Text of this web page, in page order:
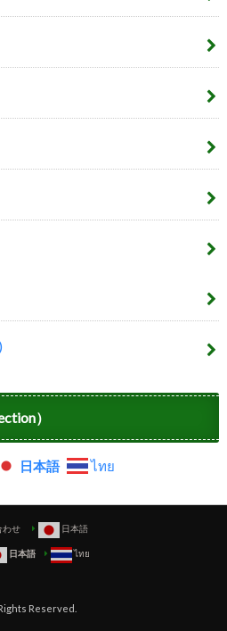
）
日本語 ไทย
わせ 日本語
日本語 ไทย
Reserved.